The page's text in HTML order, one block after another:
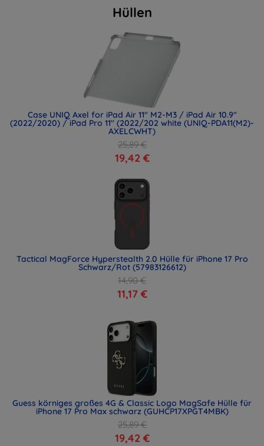
Hüllen
Case UNIQ Axel for iPad Air 11" M2-M3 / iPad Air 10.9"
(2022/2020) / iPad Pro 11" (2022/202 white (UNIQ-PDA11(M2)-
AXELCWHT)
25,89 €
19,42 €
Tactical MagForce Hyperstealth 2.0 Hülle für iPhone 17 Pro
Schwarz/Rot (57983126612)
14,90 €
11,17 €
Guess körniges großes 4G & Classic Logo MagSafe Hülle für
iPhone 17 Pro Max schwarz (GUHCP17XPGT4MBK)
25,89 €
19,42 €